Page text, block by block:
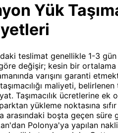
Yük
teslimat genellikle 1-3 gün
değişir; kesin bir ortalama
varışını garanti
maliyeti,
Taşımacılık ücretlerine
yükleme noktasına
arasındaki boşta geçen
Polonya'ya yapılan